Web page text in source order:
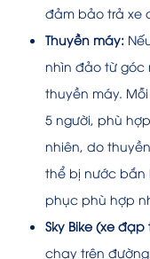
đảm bảo trả xe
Thuyền máy:
nhìn đảo từ
thuyền máy.
5 người, phù
nhiên, do
thể bị nước bắn
phục phù hợp
Sky Bike (xe
chạy trên